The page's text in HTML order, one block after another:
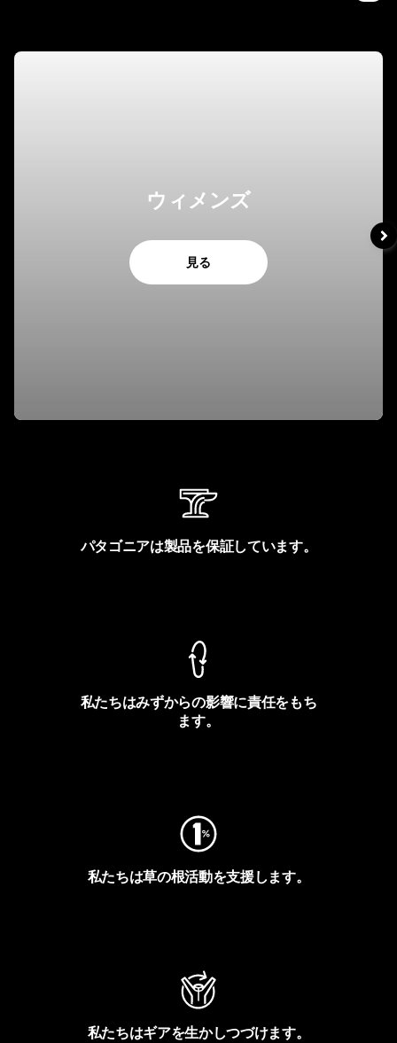
ウィメンズ
見る
パタゴニアは製品を保証しています。
私たちはみずからの影響に責任をもち
ます。
私たちは草の根活動を支援します。
私たちはギアを生かしつづけます。